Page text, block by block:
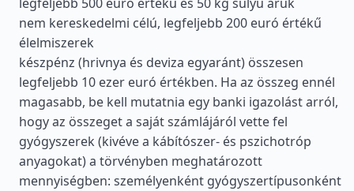
nem kereskedelmi célú, legfeljebb 200 euró értékű
élelmiszerek
készpénz (hrivnya és deviza egyaránt) összesen
legfeljebb 10 ezer euró értékben. Ha az összeg ennél
magasabb, be kell mutatnia egy banki igazolást arról,
hogy az összeget a saját számlájáról vette fel
gyógyszerek (kivéve a kábítószer- és pszichotróp
anyagokat) a törvényben meghatározott
mennyiségben: személyenként gyógyszertípusonként